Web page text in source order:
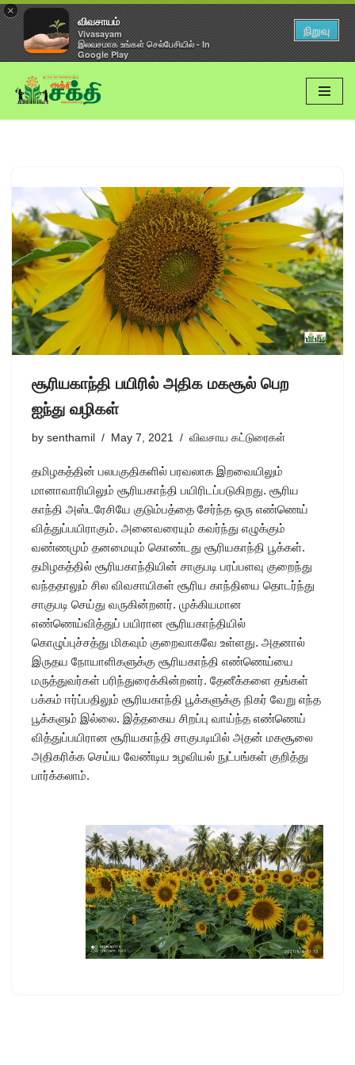
×
விவசாயம்
Vivasayam
இலவசமாக உங்கள் செல்பேசியில் - In
Google Play
நிறுவு
Skip
to
சூரியகாந்தி பயிரில் அதிக மகசூல் பெற
ஐந்து வழிகள்
by senthamil May 7, 2021 விவசாய கட்டுரைகள்
தமிழகத்தின் பலபகுதிகளில் பரவலாக இறவையிலும்
மானாவாரியிலும் சூரியகாந்தி பயிரிடப்படுகிறது. சூரிய
காந்தி அஸ்டரேசியே குடும்பத்தை சேர்ந்த ஒரு எண்ணெய்
வித்துப்பயிராகும். அனைவரையும் கவர்ந்து எழுக்கும்
வண்ணமும் தனமையும் கொண்டது சூரியகாந்தி பூக்கள்.
தமிழகத்தில் சூரியகாந்தியின் சாகுபடி பரப்பளவு குறைந்து
வந்ததாலும் சில விவசாயிகள் சூரிய காந்தியை தொடர்ந்து
சாகுபடி செய்து வருகின்றனர். முக்கியமான
எண்ணெய்வித்துப் பயிரான சூரியகாந்தியில்
கொழுப்புச்சத்து மிகவும் குறைவாகவே உள்ளது. அதனால்
இருதய நோயாளிகளுக்கு சூரியகாந்தி எண்ணெய்யை
மருத்துவர்கள் பரிந்துரைக்கின்றனர். தேனீக்களை தங்கள்
பக்கம் ஈர்ப்பதிலும் சூரியகாந்தி பூக்களுக்கு நிகர் வேறு எந்த
பூக்களும் இல்லை. இத்தகைய சிறப்பு வாய்ந்த எண்ணெய்
வித்துப்பயிரான சூரியகாந்தி சாகுபடியில் அதன் மகசூலை
அதிகரிக்க செய்ய வேண்டிய உழவியல் நுட்பங்கள் குறித்து
பார்க்கலாம்.